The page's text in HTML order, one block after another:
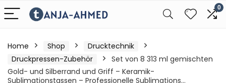
0
Home Shop
Drucktechnik
Druckpressen-Zubehör
Set von 8 313 ml gemischten
Gold- und Silberrand und Griff – Keramik-
Sublimationstassen – Professionelle Sublimations…